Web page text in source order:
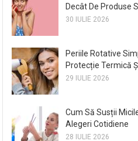
Decât De Produse
30 IULIE 2026
Periile Rotative
Protecție Termică
29 IULIE 2026
Cum Să Susții
Alegeri Cotidiene
28 IULIE 2026